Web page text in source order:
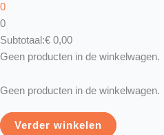
0
0
Subtotaal:€ 0,00
Geen producten in de winkelwagen.
Geen producten in de winkelwagen.
Verder winkelen